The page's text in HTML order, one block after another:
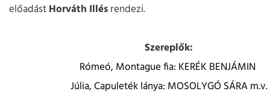
előadástHorváth Illésrendezi.
Szereplők:
Rómeó, Montague fia: KERÉK BENJÁMIN
Júlia, Capuleték lánya: MOSOLYGÓ SÁRA m.v.